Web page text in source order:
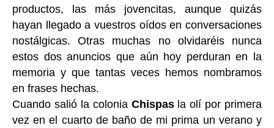
productos, las más jovencitas, aunque quizás
hayan llegado a vuestros oídos en conversaciones
nostálgicas. Otras muchas no olvidaréis nunca
estos dos anuncios que aún hoy perduran en la
memoria y que tantas veces hemos nombramos
en frases hechas.
Cuando salió la colonia Chispasla olí por primera
vez en el cuarto de baño de mi prima un verano y